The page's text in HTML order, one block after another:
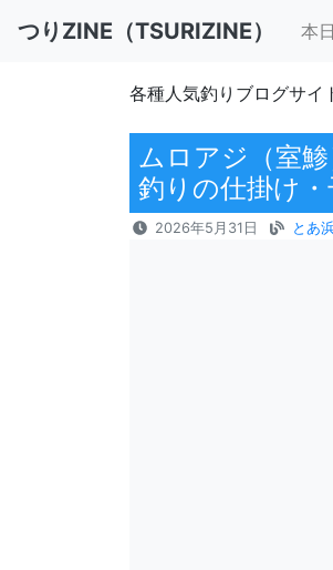
つりZINE（TSURIZINE） 本
各種人気釣りブログサイ
ムロアジ（室
釣りの仕掛け
2026年5月31日 とあ